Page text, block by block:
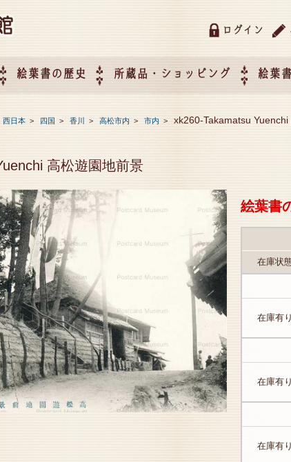
ログイン
絵葉書の歴史 所蔵品・ショッピング 絵葉
て
作）
西日本 > 四国 > 香川 > 高松市内 > 市内 >xk260-Takamatsu
高松遊園地前景
絵葉書
在庫状
在庫有り
在庫有り
在庫有り